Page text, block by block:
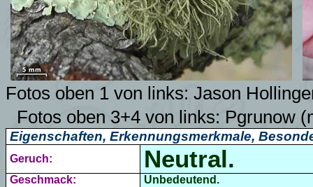
Fotos oben 1 von links: Jason
Fotos oben 3+4 von links: Pgrunow
Eigenschaften, Erkennungsmerkmale,
Geruch: Neutral.
Geschmack: Unbedeutend.